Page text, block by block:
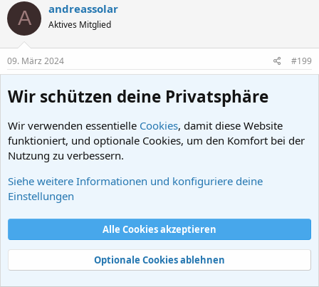
A andreassolar
Aktives Mitglied
09. März 2024 #199
Sepiola schrieb:
Dann zeig doch die Quellen, die ein "Geschacher" belegen. Heiße
Luft und "Ich sehe was, was du nicht siehst", ist doch kein
Argument.
Valide Belege & Quellen gibt es wirklich nicht, alles andere
siehe weiter oben.
Derweil wird oft übersehen, dass die Römisch-katholische
Kirche und der Vatikan ein Konkordat, hierzulande das
typische dt. Kooperationsmodell, mit dem Dt. Reich
brauchten, der in der WR nicht zustande gekommen war.
Wir schützen deine Privatsphäre
Wir verwenden essentielle Cookies, damit diese Website
funktioniert, und optionale Cookies, um den Komfort bei der
Nutzung zu verbessern.
Siehe weitere Informationen und konfiguriere deine
Einstellungen
Alle Cookies akzeptieren
Optionale Cookies ablehnen